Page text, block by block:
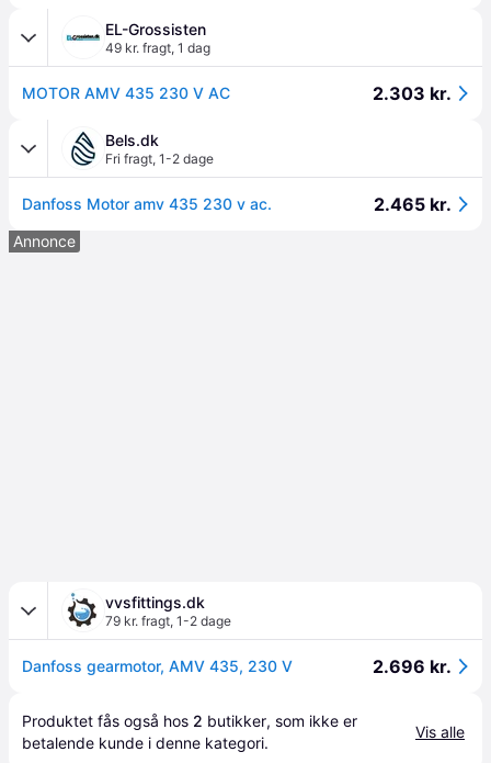
EL-Grossisten
49 kr. fragt, 1 dag
MOTOR AMV 435 230 V AC 2.303 kr.
Bels.dk
Fri fragt, 1-2 dage
Danfoss Motor amv 435 230 v ac. 2.465 kr.
Annonce
vvsfittings.dk
79 kr. fragt, 1-2 dage
Danfoss gearmotor, AMV 435, 230 V 2.696 kr.
Produktet fås også hos 2 butikker, som ikke er
betalende kunde i denne kategori.
Vis alle